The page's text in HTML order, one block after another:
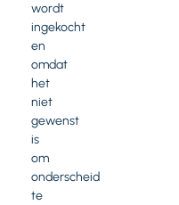
wordt
ingekocht
en
omdat
het
niet
gewenst
is
om
onderscheid
te